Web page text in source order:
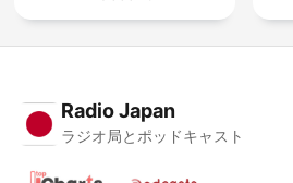
Radio Japan
ラジオ局とポッドキャスト